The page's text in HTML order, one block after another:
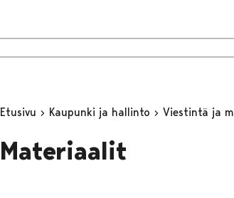
Etusivu Kaupunki ja hallinto Viestintä ja
Materiaalit